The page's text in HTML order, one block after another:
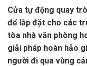
Cửa tự động quay
để lắp đặt cho các
tòa nhà văn phòng
giải pháp hoàn hảo
người đi qua vùng